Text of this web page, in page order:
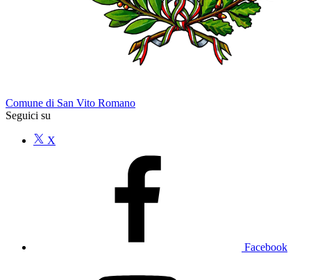
Comune di San Vito Romano
Seguici su
X
Facebook